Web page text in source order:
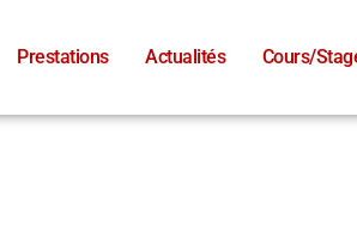
Prestations Actualités Cours/